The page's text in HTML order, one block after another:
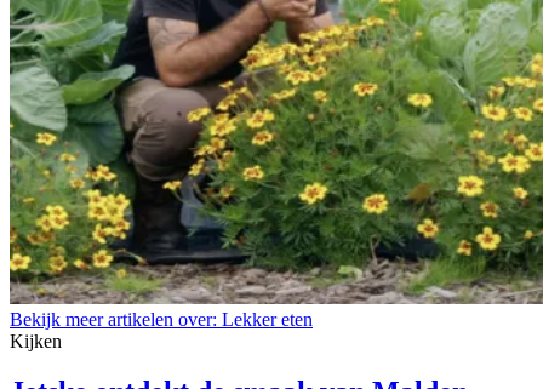
Bekijk meer artikelen over: Lekker eten
Kijken